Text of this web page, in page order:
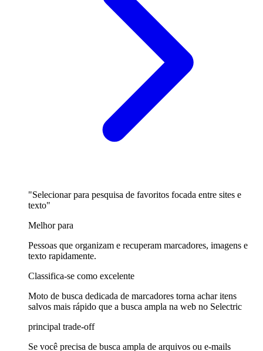
"Selecionar para pesquisa de favoritos focada entre sites e
texto"
Melhor para
Pessoas que organizam e recuperam marcadores, imagens e
texto rapidamente.
Classifica-se como excelente
Moto de busca dedicada de marcadores torna achar itens
salvos mais rápido que a busca ampla na web no Selectric
principal trade-off
Se você precisa de busca ampla de arquivos ou e-mails